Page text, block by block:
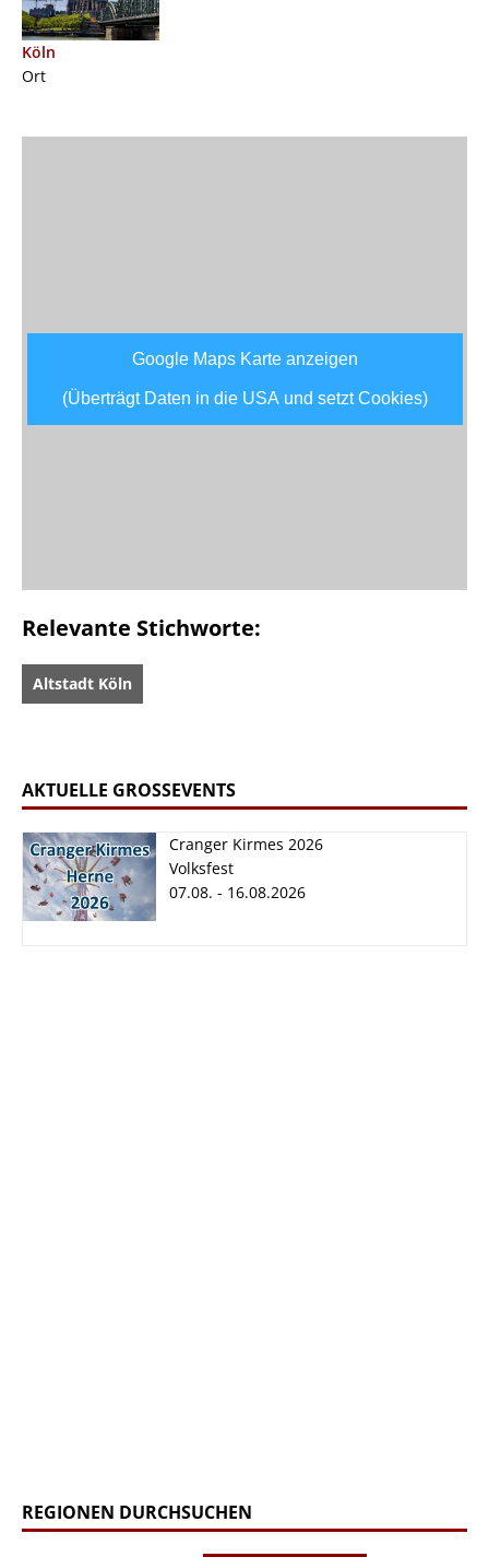
Köln
Ort
Google Maps Karte anzeigen
(Überträgt Daten in die USA und setzt Cookies)
Relevante Stichworte:
Altstadt Köln
AKTUELLE GROSSEVENTS
Cranger Kirmes 2026
Volksfest
07.08. - 16.08.2026
REGIONEN DURCHSUCHEN